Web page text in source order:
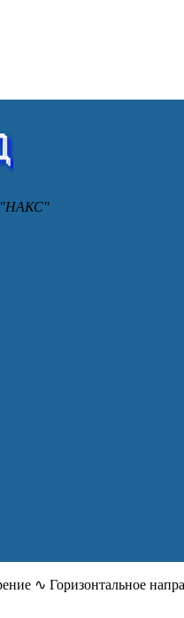
"НАКС"
∿ Горизонтальное